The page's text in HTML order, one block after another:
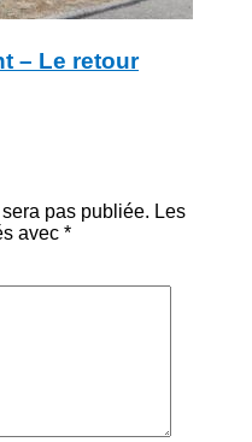
– Le retour
pas publiée. Les
avec *